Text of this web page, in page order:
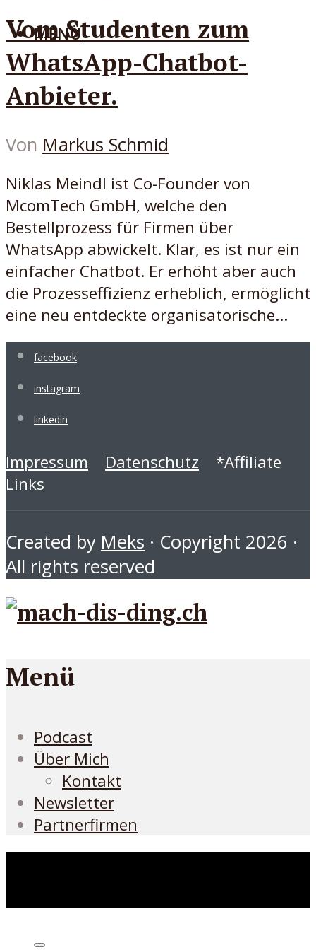
MENÜ
Vom Studenten zum
WhatsApp-Chatbot-
Anbieter.
Von Markus Schmid
Niklas Meindl ist Co-Founder von
McomTech GmbH, welche den
Bestellprozess für Firmen über
WhatsApp abwickelt. Klar, es ist nur ein
einfacher Chatbot. Er erhöht aber auch
die Prozesseffizienz erheblich, ermöglicht
eine neu entdeckte organisatorische...
facebook
instagram
linkedin
Impressum Datenschutz *Affiliate
Links
Created by Meks · Copyright 2026 ·
All rights reserved
Menü
Podcast
Über Mich
Kontakt
Newsletter
Partnerfirmen